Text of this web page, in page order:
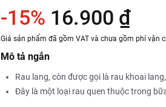
-15% 16.900 ₫
Giá sản phẩm đã gồm VAT và chưa gồm phí vận
Mô tả ngắn
Rau lang, còn được gọi là rau khoai
Đây là một loại rau quen thuộc trong